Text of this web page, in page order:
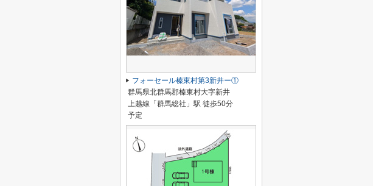
フォーセール榛東村第3新井ー①
群馬県北群馬郡榛東村大字新井
上越線「群馬総社」駅 徒歩50分
予定